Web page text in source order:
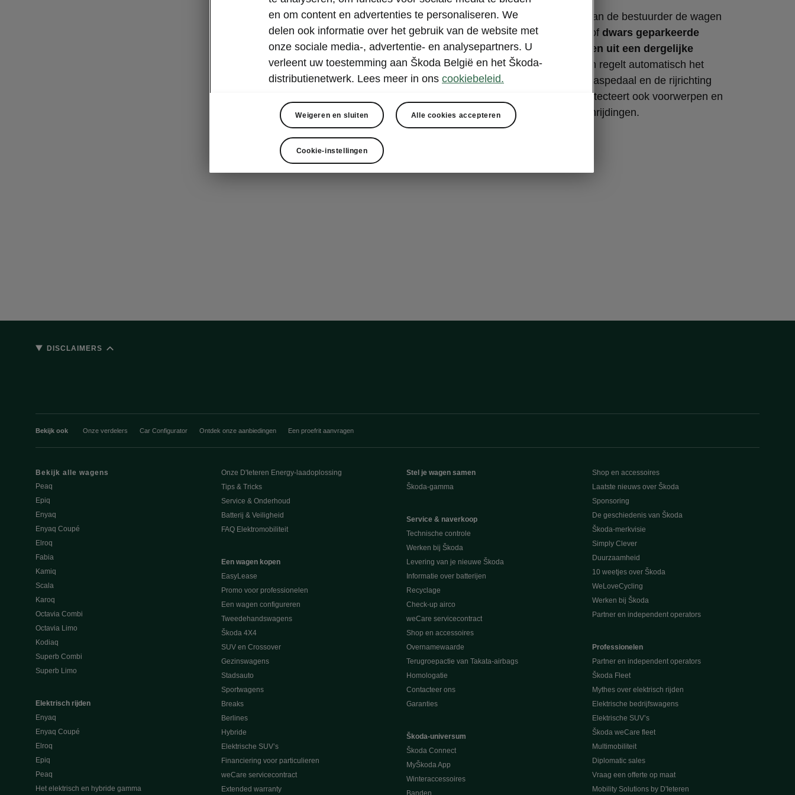
Met Intelligent Park Assist kan de bestuurder de wagen
parkeren in een rij
of dwars geparkeerde
voertuigen. En ook
wegrijden uit een dergelijke
parkeerplaats. Het systeem regelt automatisch het
stuurwiel, de remmen, het gaspedaal en de rijrichting
(vooruit of achteruit). Het detecteert ook voorwerpen en
voetgangers en vermijdt aanrijdingen.
DISCLAIMERS
Bekijk ook Onze verdelers Car Configurator Ontdek onze aanbiedingen Een proefrit aanvragen
Bekijk alle wagens
Peaq
Epiq
Enyaq
Enyaq Coupé
Elroq
Fabia
Kamiq
Scala
Karoq
Octavia Combi
Octavia Limo
Kodiaq
Superb Combi
Superb Limo
Elektrisch rijden
Enyaq
Enyaq Coupé
Elroq
Epiq
Peaq
Het elektrisch en hybride gamma
Onze D'Ieteren Energy-laadoplossing
Tips & Tricks
Service & Onderhoud
Batterij & Veiligheid
FAQ Elektromobiliteit
Een wagen kopen
EasyLease
Promo voor professionelen
Een wagen configureren
Tweedehandswagens
Škoda 4X4
SUV en Crossover
Gezinswagens
Stadsauto
Sportwagens
Breaks
Berlines
Hybride
Elektrische SUV’s
Financiering voor particulieren
weCare servicecontract
Extended warranty
Stel je wagen samen
Škoda-gamma
Service & naverkoop
Technische controle
Werken bij Škoda
Levering van je nieuwe Škoda
Informatie over batterijen
Recyclage
Check-up airco
weCare servicecontract
Shop en accessoires
Overnamewaarde
Terugroepactie van Takata-airbags
Homologatie
Contacteer ons
Garanties
Škoda-universum
Škoda Connect
MyŠkoda App
Winteraccessoires
Banden
Shop en accessoires
Laatste nieuws over Škoda
Sponsoring
De geschiedenis van Škoda
Škoda-merkvisie
Simply Clever
Duurzaamheid
10 weetjes over Škoda
WeLoveCycling
Werken bij Škoda
Partner en independent operators
Professionelen
Partner en independent operators
Škoda Fleet
Mythes over elektrisch rijden
Elektrische bedrijfswagens
Elektrische SUV’s
Škoda weCare fleet
Multimobiliteit
Diplomatic sales
Vraag een offerte op maat
Mobility Solutions by D'Ieteren
en om content en advertenties te personaliseren. We
delen ook informatie over het gebruik van de website met
onze sociale media-, advertentie- en analysepartners. U
verleent uw toestemming aan Škoda België en het Škoda-
distributienetwerk. Lees meer in ons cookiebeleid.
Weigeren en sluiten Alle cookies accepteren
Cookie-instellingen